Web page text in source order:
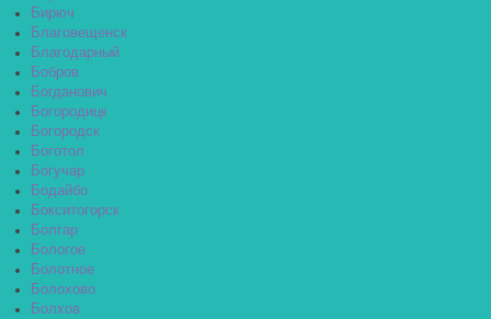
Бирюч
Благовещенск
Благодарный
Бобров
Богданович
Богородицк
Богородск
Боготол
Богучар
Бодайбо
Бокситогорск
Болгар
Бологое
Болотное
Болохово
Болхов